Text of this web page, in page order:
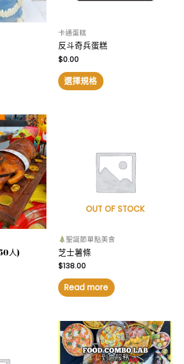
卡通蛋糕
反斗奇兵蛋糕
$0.00
選擇規格
人)
OUT OF STOCK
聖誕節單點美食
芝士薯條
$138.00
Read more